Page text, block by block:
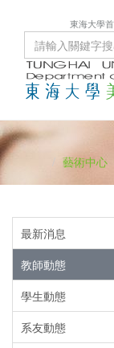
東海大學
藝術中心
最新消息
教師動態
學生動態
系友動態